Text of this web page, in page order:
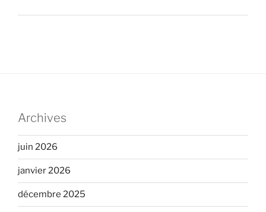
Archives
juin 2026
janvier 2026
décembre 2025